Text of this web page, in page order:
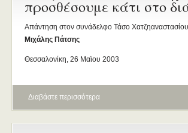
προσθέσουμε κάτι στο
Απάντηση στον συνάδελφο Τάσο
Μιχάλης Πάτσης
Θεσσαλονίκη, 26 Μαϊου 2003
Διαβάστε περισσότερα